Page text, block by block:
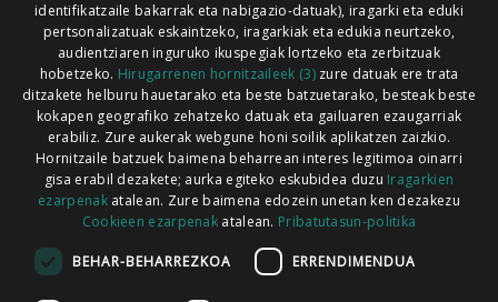
Codesyntaxek garatua
HARREMANETARAKO
identifikatzaile bakarrak eta nabigazio-datuak), iragarki eta eduki
pertsonalizatuak eskaintzeko, iragarkiak eta edukia neurtzeko,
audientziaren inguruko ikuspegiak lortzeko eta zerbitzuak
hobetzeko. Hirugarrenen hornitzaileek (3)zure datuak ere trata
ditzakete helburu hauetarako eta beste batzuetarako, besteak beste
kokapen geografiko zehatzeko datuak eta gailuaren ezaugarriak
erabiliz. Zure aukerak webgune honi soilik aplikatzen zaizkio.
Hornitzaile batzuek baimena beharrean interes legitimoa oinarri
gisa erabil dezakete; aurka egiteko eskubidea duzu Iragarkien
ezarpenakatalean. Zure baimena edozein unetan ken dezakezu
Cookieen ezarpenak atalean. Pribatutasun-politika
BEHAR-BEHARREZKOA ERRENDIMENDUA